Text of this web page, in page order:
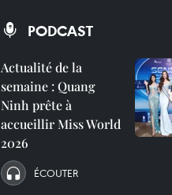
PODCAST
Actualité de la
semaine : Quang
Ninh prête à
accueillir Miss World
2026
ÉCOUTER